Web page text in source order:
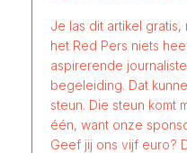
Je las dit artikel
het Red Pers niets
aspirerende
begeleiding. Dat
steun. Die steun komt
één, want onze
Geef jij ons vijf euro?